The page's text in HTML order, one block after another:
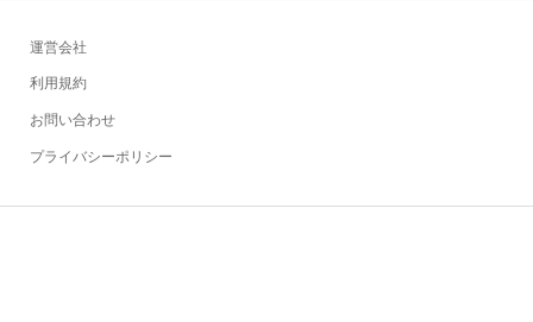
運営会社
利用規約
お問い合わせ
プライバシーポリシー